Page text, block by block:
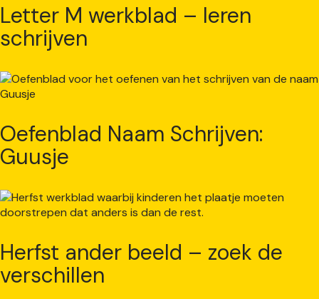
Letter M werkblad – leren
schrijven
Oefenblad Naam Schrijven:
Guusje
Herfst ander beeld – zoek de
verschillen